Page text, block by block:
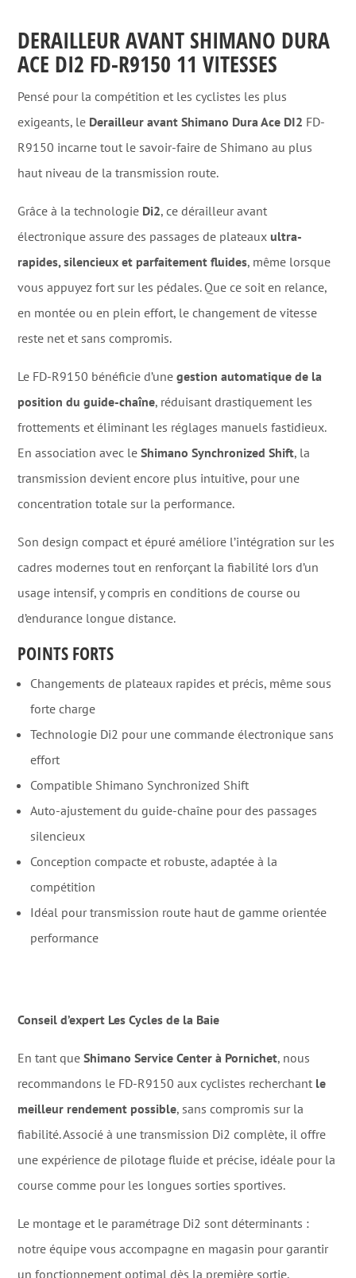
489,00 €.
DERAILLEUR AVANT SHIMANO DURA
ACE DI2 FD-R9150 11 VITESSES
Pensé pour la compétition et les cyclistes les plus
exigeants, le Derailleur avant Shimano Dura Ace DI2 FD-
R9150 incarne tout le savoir-faire de Shimano au plus
haut niveau de la transmission route.
Grâce à la technologie Di2, ce dérailleur avant
électronique assure des passages de plateauxultra-
rapides, silencieux et parfaitement fluides, même lorsque
vous appuyez fort sur les pédales. Que ce soit en relance,
en montée ou en plein effort, le changement de vitesse
reste net et sans compromis.
Le FD-R9150 bénéficie d’unegestion automatique de la
position du guide-chaîne, réduisant drastiquement les
frottements et éliminant les réglages manuels fastidieux.
En association avec leShimano Synchronized Shift, la
transmission devient encore plus intuitive, pour une
concentration totale sur la performance.
Son design compact et épuré améliore l’intégration sur les
cadres modernes tout en renforçant la fiabilité lors d’un
usage intensif, y compris en conditions de course ou
d’endurance longue distance.
POINTS FORTS
Changements de plateaux rapides et précis, même sous
forte charge
Technologie Di2 pour une commande électronique sans
effort
Compatible Shimano Synchronized Shift
Auto-ajustement du guide-chaîne pour des passages
silencieux
Conception compacte et robuste, adaptée à la
compétition
Idéal pour transmission route haut de gamme orientée
performance
Conseil d’expert Les Cycles de la Baie
En tant queShimano Service Center à Pornichet, nous
recommandons le FD-R9150 aux cyclistes recherchant le
meilleur rendement possible, sans compromis sur la
fiabilité. Associé à une transmission Di2 complète, il offre
une expérience de pilotage fluide et précise, idéale pour la
course comme pour les longues sorties sportives.
Le montage et le paramétrage Di2 sont déterminants :
notre équipe vous accompagne en magasin pour garantir
un fonctionnement optimal dès la première sortie.